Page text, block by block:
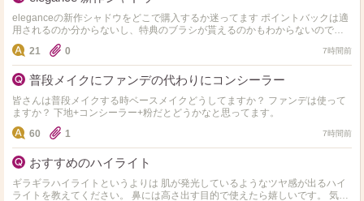
eleganceの新作シャドウをどこで購入するか迷ってます ポイントバックは適
用されるのか分からないし、特典のブラシが貰えるのかもわからないのです
が詳しい方いらっしゃいますか？ なるべくお得に…
21 0 7時間前
普段メイクにファンデの代わりにコンシーラー
皆さんは普段メイクする時ベースメイクどうしてますか？ ファンデは使って
ますか？ 下地+コンシーラー+粉だとどうかなと思ってます。
60
1 7時間前
おすすめのハイライト
ギラギラハイライトというよりは 肌が発光しているようなツヤ感が出るハイ
ライトを教えてください。 鼻には高さ出す目的で使えたら嬉しいです。 気に